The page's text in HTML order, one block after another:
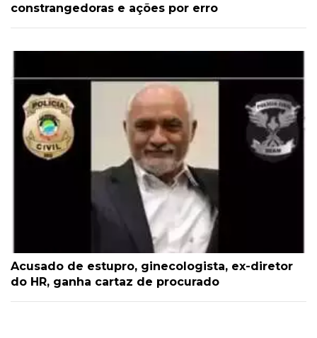
constrangedoras e ações por erro
Acusado de estupro, ginecologista, ex-diretor
do HR, ganha cartaz de procurado